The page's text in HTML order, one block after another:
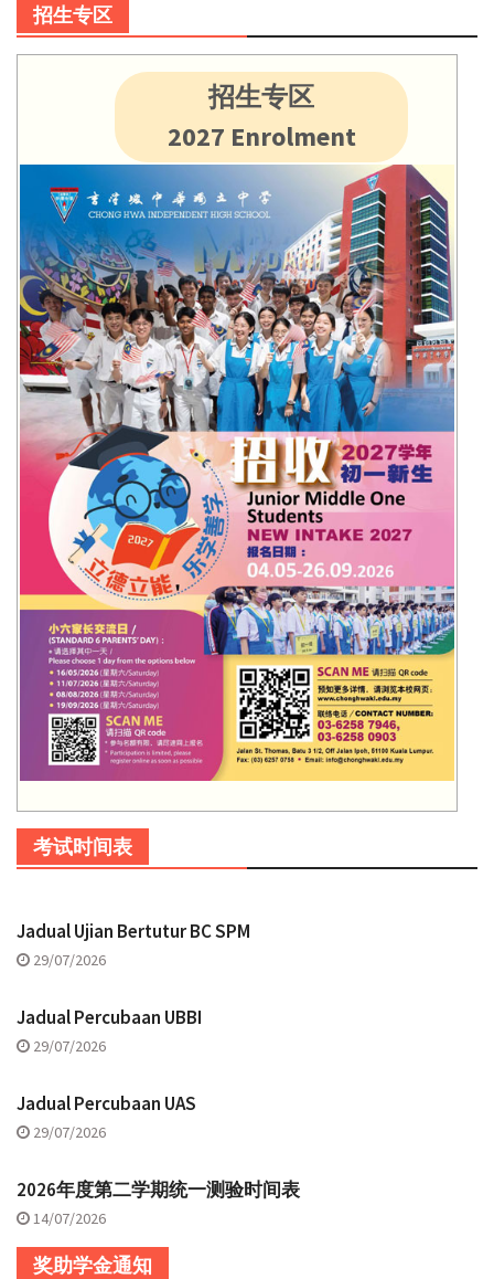
招生专区
招生专区
2027 Enrolment
考试时间表
Jadual Ujian Bertutur BC SPM
29/07/2026
Jadual Percubaan UBBI
29/07/2026
Jadual Percubaan UAS
29/07/2026
2026年度第二学期统一测验时间表
14/07/2026
奖助学金通知